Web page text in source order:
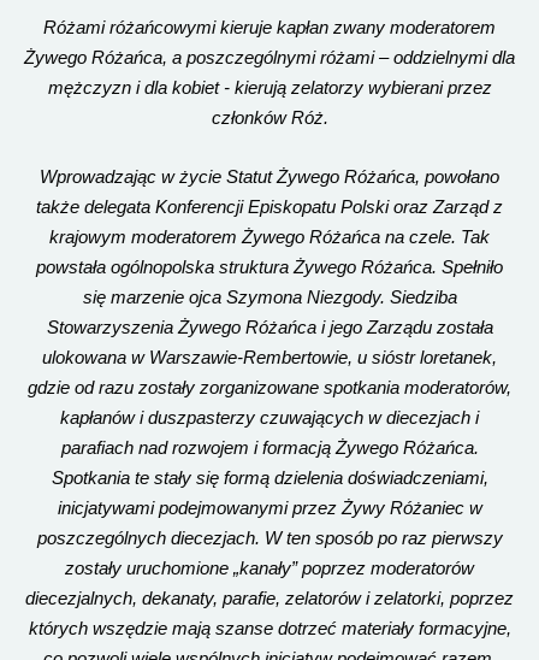
Różami różańcowymi kieruje kapłan zwany moderatorem
Żywego Różańca, a poszczególnymi różami – oddzielnymi dla
mężczyzn i dla kobiet - kierują zelatorzy wybierani przez
członków Róż.
Wprowadzając w życie Statut Żywego Różańca, powołano
także delegata Konferencji Episkopatu Polski oraz Zarząd z
krajowym moderatorem Żywego Różańca na czele. Tak
powstała ogólnopolska struktura Żywego Różańca. Spełniło
się marzenie ojca Szymona Niezgody. Siedziba
Stowarzyszenia Żywego Różańca i jego Zarządu została
ulokowana w Warszawie-Rembertowie, u sióstr loretanek,
gdzie od razu zostały zorganizowane spotkania moderatorów,
kapłanów i duszpasterzy czuwających w diecezjach i
parafiach nad rozwojem i formacją Żywego Różańca.
Spotkania te stały się formą dzielenia doświadczeniami,
inicjatywami podejmowanymi przez Żywy Różaniec w
poszczególnych diecezjach. W ten sposób po raz pierwszy
zostały uruchomione „kanały” poprzez moderatorów
diecezjalnych, dekanaty, parafie, zelatorów i zelatorki, poprzez
których wszędzie mają szanse dotrzeć materiały formacyjne,